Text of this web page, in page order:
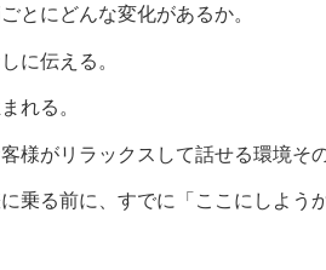
とにどんな変化があるか。
に伝える。
れる。
がリラックスして話せる環境そ
る前に、すでに「ここにしよう